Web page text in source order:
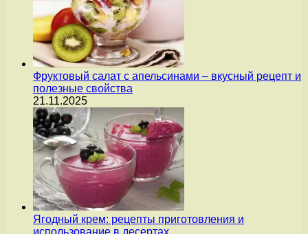
Фруктовый салат с апельсинами – вкусный рецепт и
полезные свойства
21.11.2025
Ягодный крем: рецепты приготовления и
использование в десертах